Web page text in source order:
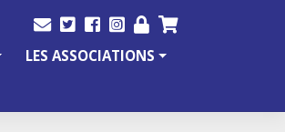
LES ASSOCIATIONS